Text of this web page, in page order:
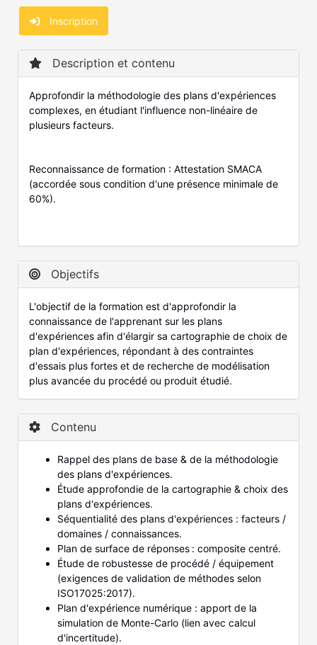
Inscription
Description et contenu
Approfondir la méthodologie des plans d'expériences
complexes, en étudiant l'influence non-linéaire de
plusieurs facteurs.
Reconnaissance de formation : Attestation SMACA
(accordée sous condition d'une présence minimale de
60%).
Objectifs
L'objectif de la formation est d'approfondir la
connaissance de l'apprenant sur les plans
d'expériences afin d'élargir sa cartographie de choix de
plan d'expériences, répondant à des contraintes
d'essais plus fortes et de recherche de modélisation
plus avancée du procédé ou produit étudié.
Contenu
Rappel des plans de base & de la méthodologie
des plans d'expériences.
Étude approfondie de la cartographie & choix des
plans d'expériences.
Séquentialité des plans d'expériences : facteurs /
domaines / connaissances.
Plan de surface de réponses : composite centré.
Étude de robustesse de procédé / équipement
(exigences de validation de méthodes selon
ISO17025:2017).
Plan d'expérience numérique : apport de la
simulation de Monte-Carlo (lien avec calcul
d'incertitude).